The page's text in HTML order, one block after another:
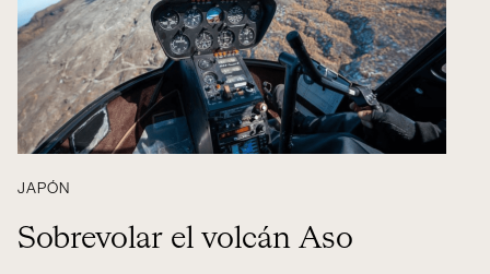
JAPÓN
Sobrevolar el volcán Aso